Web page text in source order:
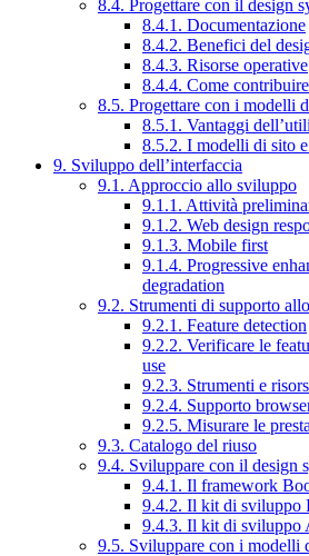
8.4. Progettare con il design
8.4.1. Documentazione
8.4.2. Benefici del
8.4.3. Risorse operative
8.4.4. Come
8.5. Progettare con i modelli
8.5.1. Vantaggi
8.5.2. I modelli di sito
9. Sviluppo dell’interfaccia
9.1. Approccio allo sviluppo
9.1.1. Attività
9.1.2. Web design
9.1.3. Mobile first
9.1.4. Progressive
degradation
9.2. Strumenti di supporto
9.2.1. Feature detection
9.2.2. Verificare le
use
9.2.3. Strumenti e
9.2.4. Supporto
9.2.5. Misurare le
9.3. Catalogo del riuso
9.4. Sviluppare con il design
9.4.1. Il framework
9.4.2. Il kit di sviluppo
9.4.3. Il kit di sviluppo
9.5. Sviluppare con i modelli